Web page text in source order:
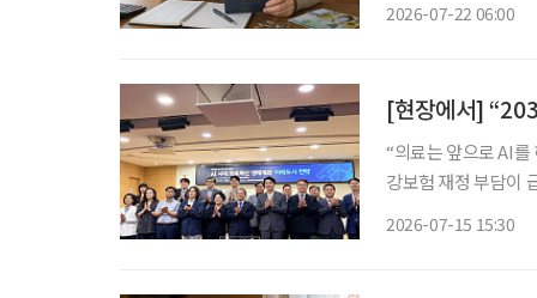
2026-07-22 06:00
“의료는 앞으로 AI를 하지
강보험 재정 부담이
2026-07-15 15:30